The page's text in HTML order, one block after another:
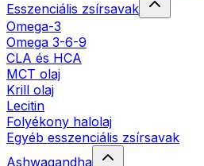
Esszenciális zsírsavak
Omega-3
Omega 3-6-9
CLA és HCA
MCT olaj
Krill olaj
Lecitin
Folyékony halolaj
Egyéb esszenciális zsírsavak
Ashwagandha